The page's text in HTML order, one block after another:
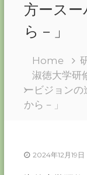
シ
ャ
ル
ワ
ー
カ
ー
協
な
方ース
ら－」
Home
淑徳大学研
ービジョンの
から－」
2024年12月19日